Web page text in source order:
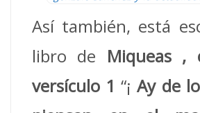
Así también, está
libro de Miqueas ,
versículo 1 “¡Ay de